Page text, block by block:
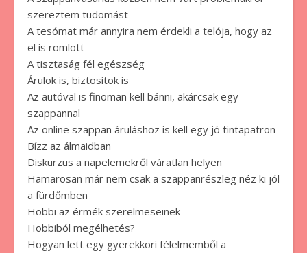
szereztem tudomást
A tesómat már annyira nem érdekli a telója, hogy az
el is romlott
A tisztaság fél egészség
Árulok is, biztosítok is
Az autóval is finoman kell bánni, akárcsak egy
szappannal
Az online szappan áruláshoz is kell egy jó tintapatron
Bízz az álmaidban
Diskurzus a napelemekről váratlan helyen
Hamarosan már nem csak a szappanrészleg néz ki jól
a fürdőmben
Hobbi az érmék szerelmeseinek
Hobbiból megélhetés?
Hogyan lett egy gyerekkori félelmemből a